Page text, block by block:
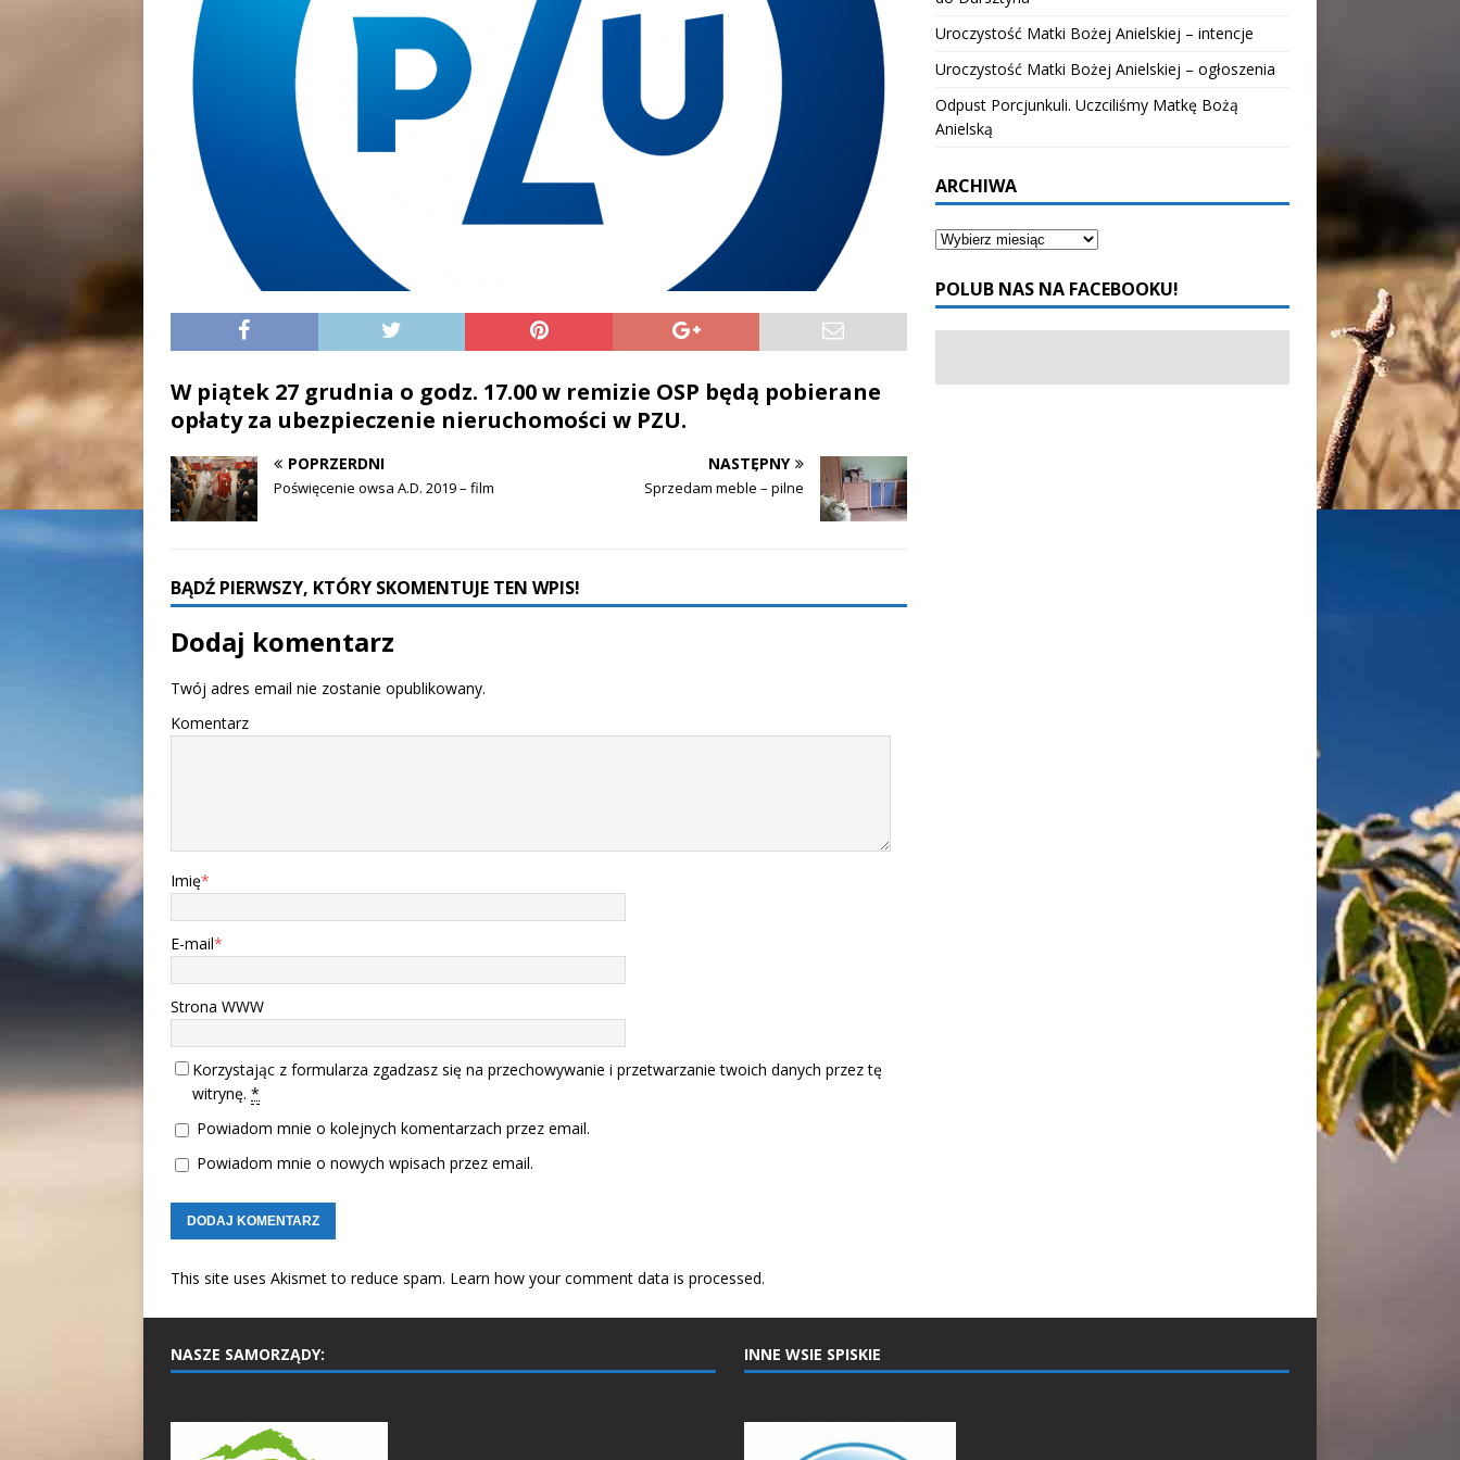
W piątek 27 grudnia o godz. 17.00 w remizie OSP będą pobierane
opłaty za ubezpieczenie nieruchomości w PZU.
POPRZERDNI
Poświęcenie owsa A.D. 2019 – film
NASTĘPNY
Sprzedam meble – pilne
BĄDŹ PIERWSZY, KTÓRY SKOMENTUJE TEN WPIS!
Dodaj komentarz
Twój adres email nie zostanie opublikowany.
Komentarz
Imię*
E-mail*
Strona WWW
Korzystając z formularza zgadzasz się na przechowywanie i przetwarzanie twoich danych przez tę
witrynę. *
Powiadom mnie o kolejnych komentarzach przez email.
Powiadom mnie o nowych wpisach przez email.
This site uses Akismet to reduce spam. Learn how your comment data is processed.
Uroczystość Matki Bożej Anielskiej – intencje
Uroczystość Matki Bożej Anielskiej – ogłoszenia
Odpust Porcjunkuli. Uczciliśmy Matkę Bożą
Anielską
ARCHIWA
POLUB NAS NA FACEBOOKU!
NASZE SAMORZĄDY: INNE WSIE SPISKIE